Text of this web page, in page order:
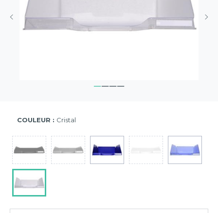
COULEUR : Cristal